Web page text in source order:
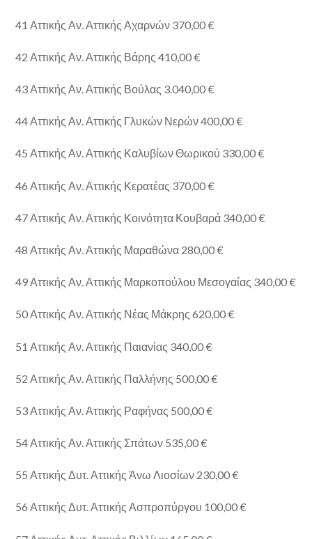
41 Αττικής Αν. Αττικής Αχαρνών 370,00 €
42 Αττικής Αν. Αττικής Βάρης 410,00 €
43 Αττικής Αν. Αττικής Βούλας 3.040,00 €
44 Αττικής Αν. Αττικής Γλυκών Νερών 400,00 €
45 Αττικής Αν. Αττικής Καλυβίων Θωρικού 330,00 €
46 Αττικής Αν. Αττικής Κερατέας 370,00 €
47 Αττικής Αν. Αττικής Κοινότητα Κουβαρά 340,00 €
48 Αττικής Αν. Αττικής Μαραθώνα 280,00 €
49 Αττικής Αν. Αττικής Μαρκοπούλου Μεσογαίας 340,00 €
50 Αττικής Αν. Αττικής Νέας Μάκρης 620,00 €
51 Αττικής Αν. Αττικής Παιανίας 340,00 €
52 Αττικής Αν. Αττικής Παλλήνης 500,00 €
53 Αττικής Αν. Αττικής Ραφήνας 500,00 €
54 Αττικής Αν. Αττικής Σπάτων 535,00 €
55 Αττικής Δυτ. Αττικής Άνω Λιοσίων 230,00 €
56 Αττικής Δυτ. Αττικής Ασπροπύργου 100,00 €